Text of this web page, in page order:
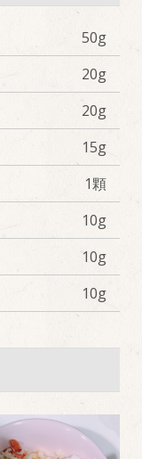
50g
20g
20g
15g
1顆
10g
10g
10g